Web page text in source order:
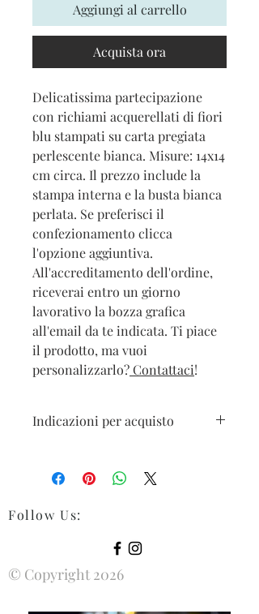
Aggiungi al carrello
Acquista ora
Delicatissima partecipazione
con richiami acquerellati di fiori
blu stampati su carta pregiata
perlescente bianca. Misure: 14x14
cm circa. Il prezzo include la
stampa interna e la busta bianca
perlata. Se preferisci il
confezionamento clicca
l'opzione aggiuntiva.
All'accreditamento dell'ordine,
riceverai entro un giorno
lavorativo la bozza grafica
all'email da te indicata. Ti piace
il prodotto, ma vuoi
personalizzarlo?Contattaci!
Indicazioni per acquisto
di trasporto. Le spese totali verranno
indicate al momento del Check-out.
Follow Us:
© Copyright 2026